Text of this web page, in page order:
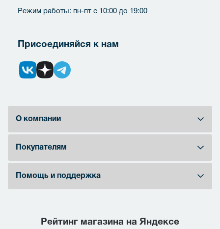
Режим работы: пн-пт с 10:00 до 19:00
Присоединяйся к нам
О компании
Покупателям
Помощь и поддержка
Рейтинг магазина на Яндексе